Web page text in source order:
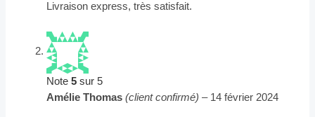
Livraison express, très satisfait.
Note5 sur 5
Amélie Thomas(client confirmé) – 14 février 2024